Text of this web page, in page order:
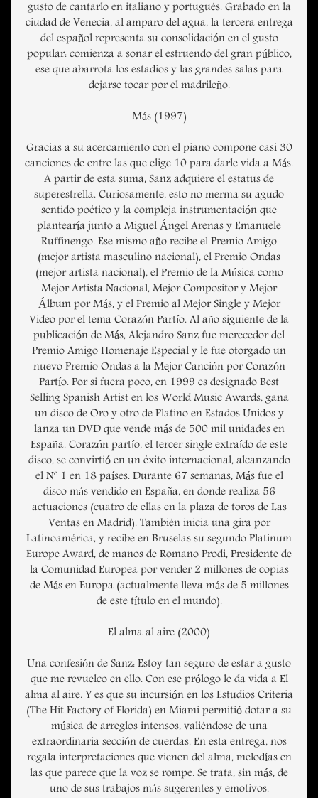
gusto de cantarlo en italiano y portugués. Grabado en la
ciudad de Venecia, al amparo del agua, la tercera entrega
del español representa su consolidación en el gusto
popular: comienza a sonar el estruendo del gran público,
ese que abarrota los estadios y las grandes salas para
dejarse tocar por el madrileño.
Más (1997)
Gracias a su acercamiento con el piano compone casi 30
canciones de entre las que elige 10 para darle vida a Más.
A partir de esta suma, Sanz adquiere el estatus de
superestrella. Curiosamente, esto no merma su agudo
sentido poético y la compleja instrumentación que
plantearía junto a Miguel Ángel Arenas y Emanuele
Ruffinengo. Ese mismo año recibe el Premio Amigo
(mejor artista masculino nacional), el Premio Ondas
(mejor artista nacional), el Premio de la Música como
Mejor Artista Nacional, Mejor Compositor y Mejor
Álbum por Más, y el Premio al Mejor Single y Mejor
Video por el tema Corazón Partío. Al año siguiente de la
publicación de Más, Alejandro Sanz fue merecedor del
Premio Amigo Homenaje Especial y le fue otorgado un
nuevo Premio Ondas a la Mejor Canción por Corazón
Partío. Por si fuera poco, en 1999 es designado Best
Selling Spanish Artist en los World Music Awards, gana
un disco de Oro y otro de Platino en Estados Unidos y
lanza un DVD que vende más de 500 mil unidades en
España. Corazón partío, el tercer single extraído de este
disco, se convirtió en un éxito internacional, alcanzando
el Nº 1 en 18 países. Durante 67 semanas, Más fue el
disco más vendido en España, en donde realiza 56
actuaciones (cuatro de ellas en la plaza de toros de Las
Ventas en Madrid). También inicia una gira por
Latinoamérica, y recibe en Bruselas su segundo Platinum
Europe Award, de manos de Romano Prodi, Presidente de
la Comunidad Europea por vender 2 millones de copias
de Más en Europa (actualmente lleva más de 5 millones
de este título en el mundo).
El alma al aire (2000)
Una confesión de Sanz: Estoy tan seguro de estar a gusto
que me revuelco en ello. Con ese prólogo le da vida a El
alma al aire. Y es que su incursión en los Estudios Criteria
(The Hit Factory of Florida) en Miami permitió dotar a su
música de arreglos intensos, valiéndose de una
extraordinaria sección de cuerdas. En esta entrega, nos
regala interpretaciones que vienen del alma, melodías en
las que parece que la voz se rompe. Se trata, sin más, de
uno de sus trabajos más sugerentes y emotivos.